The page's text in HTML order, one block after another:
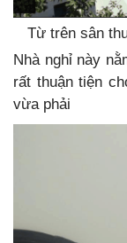
Từ trên sân
Nhà nghỉ này
rất thuận tiện
vừa phải